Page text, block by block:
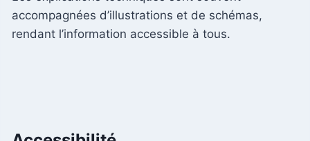
accompagnées d’illustrations et de schémas,
rendant l’information accessible à tous.